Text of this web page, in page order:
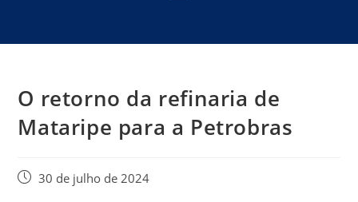
O retorno da refinaria de
Mataripe para a Petrobras
30 de julho de 2024